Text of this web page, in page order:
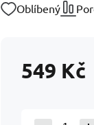
Oblíbený
549 Kč